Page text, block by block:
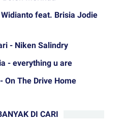
feat. Brisia Jodie
- Niken Salindry
- everything u are
On The Drive Home
DI CARI